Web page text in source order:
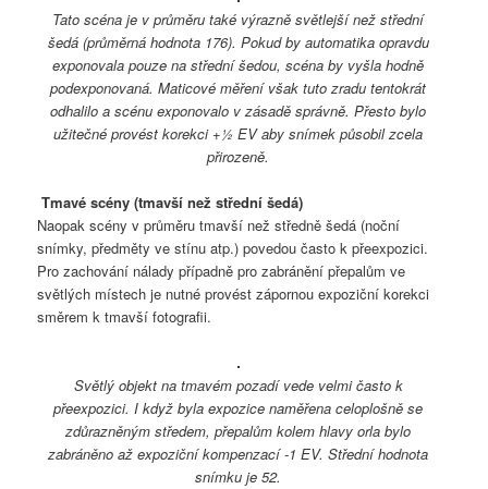
Tato scéna je v průměru také výrazně světlejší než střední
šedá (průměrná hodnota 176). Pokud by automatika opravdu
exponovala pouze na střední šedou, scéna by vyšla hodně
podexponovaná. Maticové měření však tuto zradu tentokrát
odhalilo a scénu exponovalo v zásadě správně. Přesto bylo
užitečné provést korekci +½ EV aby snímek působil zcela
přirozeně.
Tmavé scény (tmavší než střední šedá)
Naopak scény v průměru tmavší než středně šedá (noční
snímky, předměty ve stínu atp.) povedou často k přeexpozici.
Pro zachování nálady případně pro zabránění přepalům ve
světlých místech je nutné provést zápornou expoziční korekci
směrem k tmavší fotografii.
Světlý objekt na tmavém pozadí vede velmi často k
přeexpozici. I když byla expozice naměřena celoplošně se
zdůrazněným středem, přepalům kolem hlavy orla bylo
zabráněno až expoziční kompenzací -1 EV. Střední hodnota
snímku je 52.